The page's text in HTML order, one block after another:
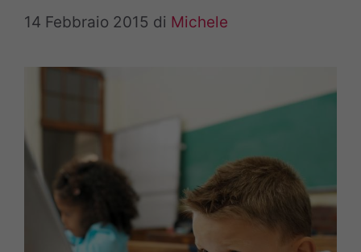
14 Febbraio 2015 di Michele